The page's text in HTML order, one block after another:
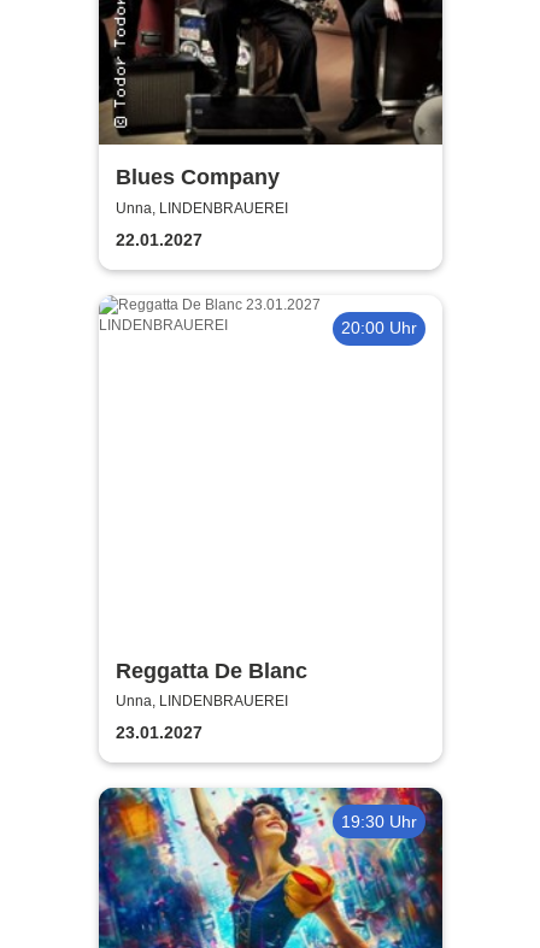
Blues Company
Unna, LINDENBRAUEREI
22.01.2027
20:00 Uhr
Reggatta De Blanc
Unna, LINDENBRAUEREI
23.01.2027
19:30 Uhr